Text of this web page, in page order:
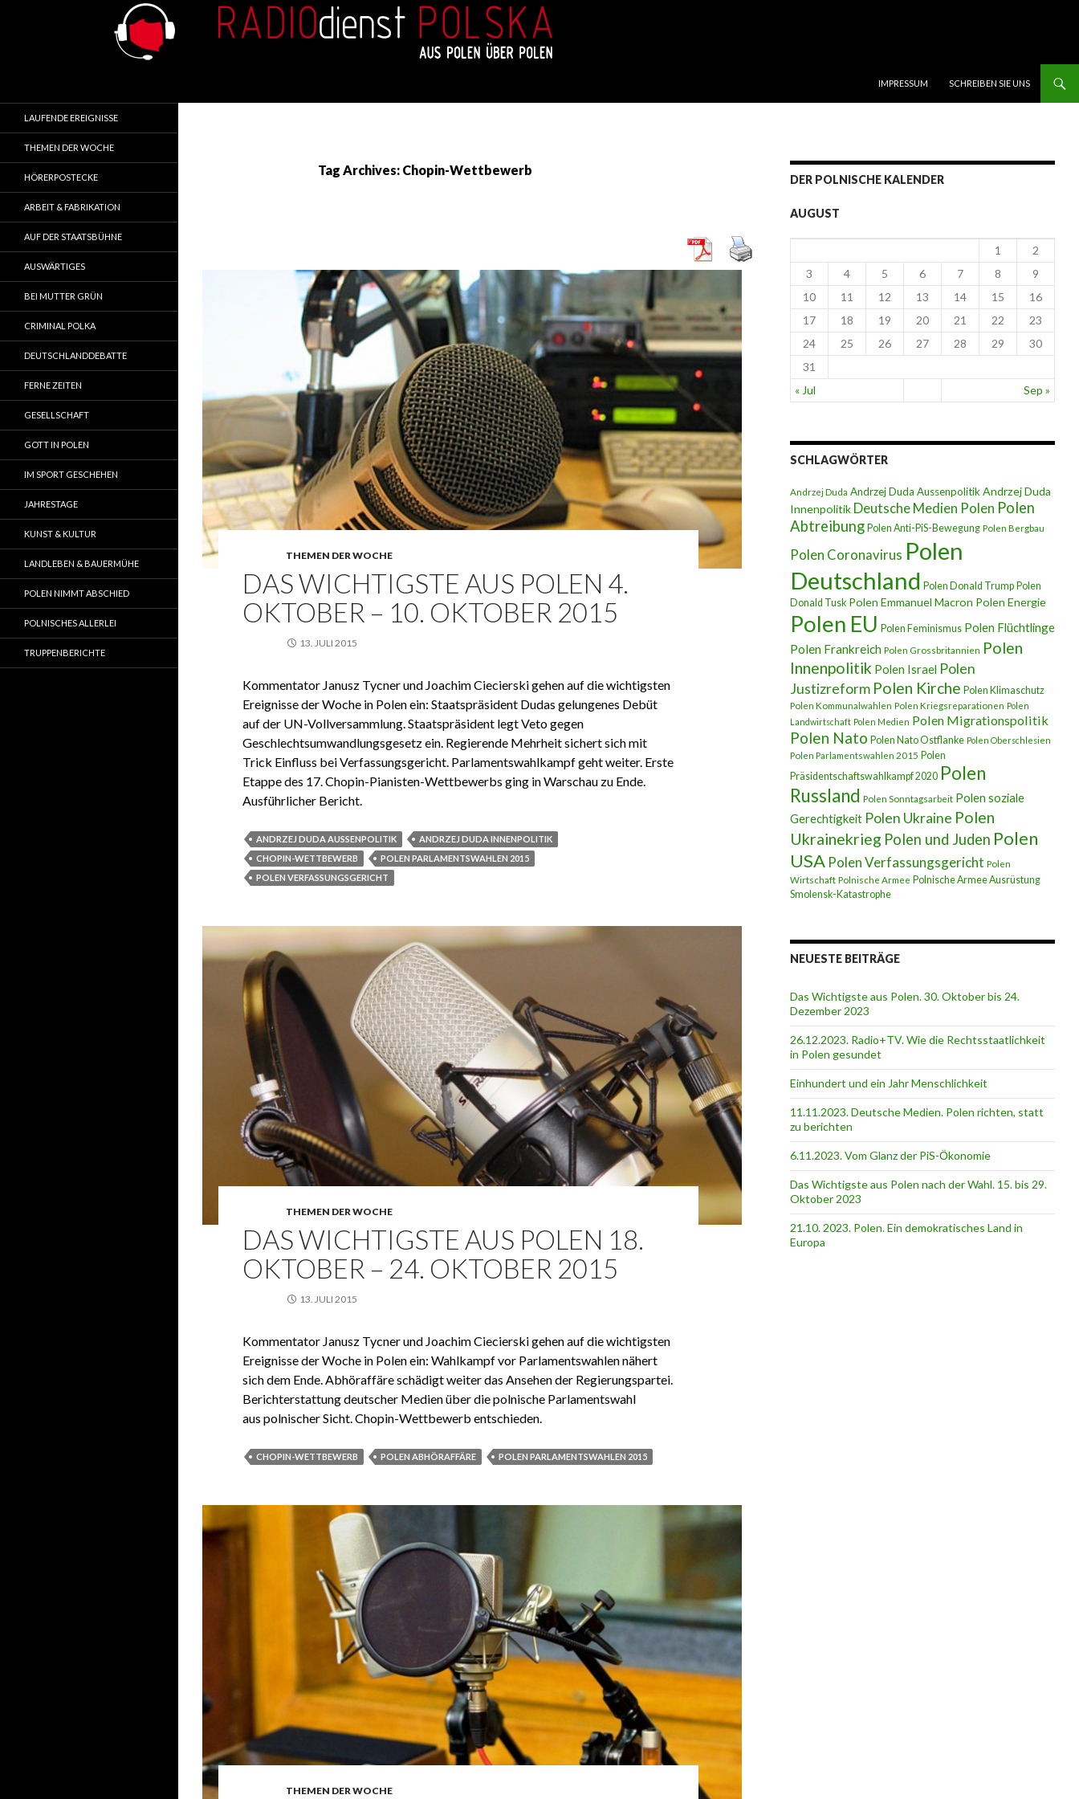
IMPRESSUM
SCHREIBEN SIE UNS
Tag Archives: Chopin-Wettbewerb
THEMEN DER WOCHE
DAS WICHTIGSTE AUS POLEN 4.
OKTOBER – 10. OKTOBER 2015
13. JULI 2015
Kommentator Janusz Tycner und Joachim Ciecierski gehen auf die wichtigsten
Ereignisse der Woche in Polen ein: Staatspräsident Dudas gelungenes Debüt
auf der UN-Vollversammlung. Staatspräsident legt Veto gegen
Geschlechtsumwandlungsgesetz ein. Regierende Mehrheit sichert sich mit
Trick Einfluss bei Verfassungsgericht. Parlamentswahlkampf geht weiter. Erste
Etappe des 17. Chopin-Pianisten-Wettbewerbs ging in Warschau zu Ende.
Ausführlicher Bericht.
ANDRZEJ DUDA AUSSENPOLITIK
ANDRZEJ DUDA INNENPOLITIK
CHOPIN-WETTBEWERB
POLEN PARLAMENTSWAHLEN 2015
POLEN VERFASSUNGSGERICHT
THEMEN DER WOCHE
DAS WICHTIGSTE AUS POLEN 18.
OKTOBER – 24. OKTOBER 2015
13. JULI 2015
Kommentator Janusz Tycner und Joachim Ciecierski gehen auf die wichtigsten
Ereignisse der Woche in Polen ein: Wahlkampf vor Parlamentswahlen nähert
sich dem Ende. Abhöraffäre schädigt weiter das Ansehen der Regierungspartei.
Berichterstattung deutscher Medien über die polnische Parlamentswahl
aus polnischer Sicht. Chopin-Wettbewerb entschieden.
CHOPIN-WETTBEWERB POLEN ABHÖRAFFÄRE POLEN PARLAMENTSWAHLEN 2015
THEMEN DER WOCHE
DER POLNISCHE KALENDER
AUGUST
« Jul Sep »
1
2
3
4 5 6 7 8
9
10
11 12 13 14 15
16
17
18 19 20 21 22
23
24
25 26 27 28 29
30
31
SCHLAGWÖRTER
Andrzej Duda Andrzej Duda Aussenpolitik Andrzej Duda
Innenpolitik Deutsche Medien Polen Polen
Abtreibung Polen Anti-PiS-Bewegung Polen Bergbau
Polen Coronavirus Polen
Deutschland Polen Donald Trump Polen
Donald Tusk Polen Emmanuel Macron Polen Energie
Polen EU Polen Feminismus Polen Flüchtlinge
Polen Frankreich Polen Grossbritannien Polen
Innenpolitik Polen Israel Polen
Justizreform Polen Kirche Polen Klimaschutz
Polen Kommunalwahlen Polen Kriegsreparationen Polen
Landwirtschaft Polen Medien Polen Migrationspolitik
Polen Nato Polen Nato Ostflanke Polen Oberschlesien
Polen Parlamentswahlen 2015 Polen
Präsidentschaftswahlkampf 2020 Polen
Russland Polen Sonntagsarbeit Polen soziale
Gerechtigkeit Polen Ukraine Polen
Ukrainekrieg Polen und Juden Polen
USA Polen Verfassungsgericht Polen
Wirtschaft Polnische Armee Polnische Armee Ausrüstung
Smolensk-Katastrophe
NEUESTE BEITRÄGE
Das Wichtigste aus Polen. 30. Oktober bis 24.
Dezember 2023
26.12.2023. Radio+TV. Wie die Rechtsstaatlichkeit
in Polen gesundet
Einhundert und ein Jahr Menschlichkeit
11.11.2023. Deutsche Medien. Polen richten, statt
zu berichten
6.11.2023. Vom Glanz der PiS-Ӧkonomie
Das Wichtigste aus Polen nach der Wahl. 15. bis 29.
Oktober 2023
21.10. 2023. Polen. Ein demokratisches Land in
Europa
LAUFENDE EREIGNISSE
THEMEN DER WOCHE
HÖRERPOSTECKE
ARBEIT & FABRIKATION
AUF DER STAATSBÜHNE
AUSWÄRTIGES
BEI MUTTER GRÜN
CRIMINAL POLKA
DEUTSCHLANDDEBATTE
FERNE ZEITEN
GESELLSCHAFT
GOTT IN POLEN
IM SPORT GESCHEHEN
JAHRESTAGE
KUNST & KULTUR
LANDLEBEN & BAUERMÜHE
POLEN NIMMT ABSCHIED
POLNISCHES ALLERLEI
TRUPPENBERICHTE